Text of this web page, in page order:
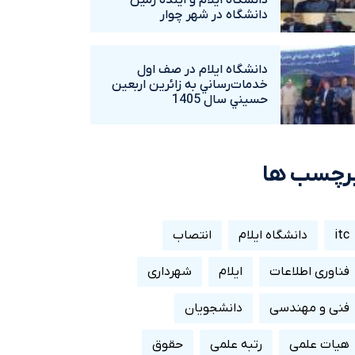
دانشگاه در شهر چوار
دانشگاه ايلام در صف اول
خدمات‌رساني به زائرين اربعين
حسيني سال 1405
ها
itc دانشگاه ایلام انتصاب
فناوری اطلاعات ایلام شهرداری
فنی و مهندسی دانشجویان
هیات علمی رتبه علمی حقوق